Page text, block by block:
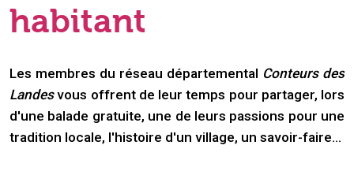
habitant
Les membres du réseau départemental Conteurs des
Landesvous offrent de leur temps pour partager, lors
d'une balade gratuite, une de leurs passions pour une
tradition locale, l'histoire d'un village, un savoir-faire...